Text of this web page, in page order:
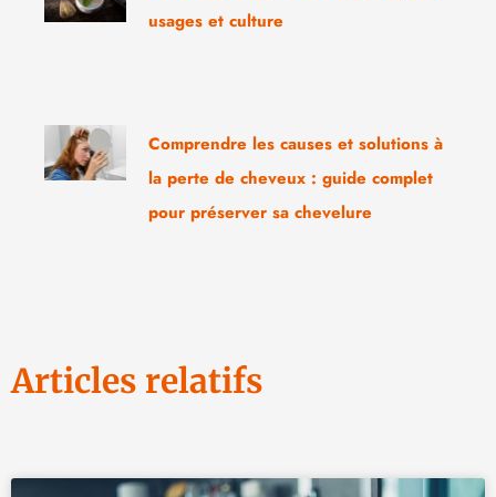
usages et culture
Comprendre les causes et solutions à
la perte de cheveux : guide complet
pour préserver sa chevelure
Articles relatifs